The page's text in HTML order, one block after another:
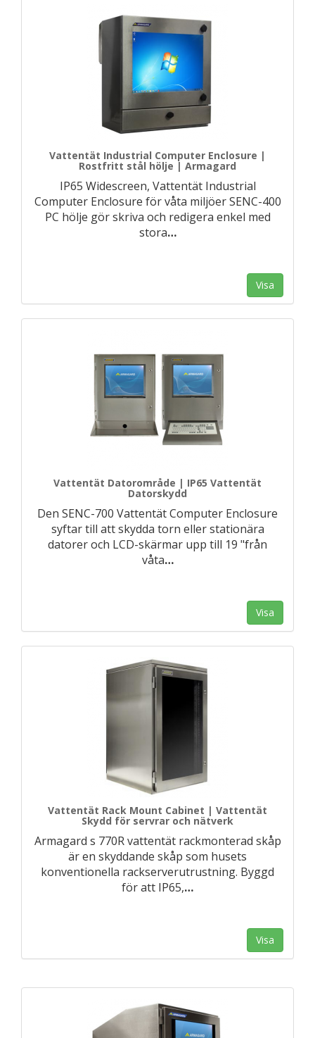
Vattentät Industrial Computer Enclosure |
Rostfritt stål hölje | Armagard
IP65 Widescreen, Vattentät Industrial
Computer Enclosure för våta miljöer SENC-400
PC hölje gör skriva och redigera enkel med
stora…
Visa
Vattentät Datorområde | IP65 Vattentät
Datorskydd
Den SENC-700 Vattentät Computer Enclosure
syftar till att skydda torn eller stationära
datorer och LCD-skärmar upp till 19 "från
våta…
Visa
Vattentät Rack Mount Cabinet | Vattentät
Skydd för servrar och nätverk
Armagard s 770R vattentät rackmonterad skåp
är en skyddande skåp som husets
konventionella rackserverutrustning. Byggd
för att IP65,…
Visa